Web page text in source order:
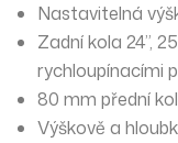
Nastavitelná
Zadní kola 24”,
rychloupínacími
80 mm přední
Výškově a